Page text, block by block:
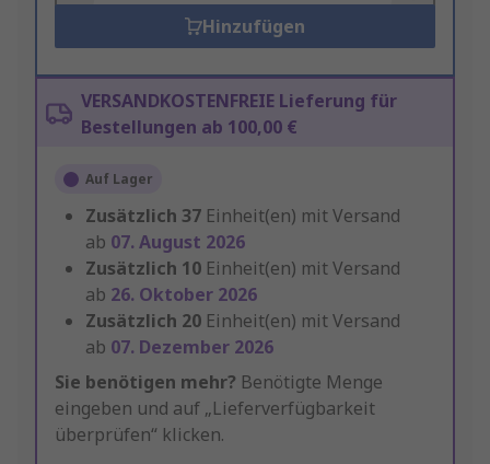
Hinzufügen
VERSANDKOSTENFREIE Lieferung für
Bestellungen ab 100,00 €
Auf Lager
Zusätzlich 37 Einheit(en) mit Versand
ab 07. August 2026
Zusätzlich 10 Einheit(en) mit Versand
ab 26. Oktober 2026
Zusätzlich 20 Einheit(en) mit Versand
ab 07. Dezember 2026
Sie benötigen mehr? Benötigte Menge
eingeben und auf „Lieferverfügbarkeit
überprüfen“ klicken.